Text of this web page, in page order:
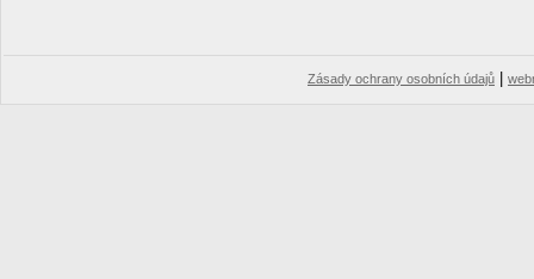
Zásady ochrany osobních údajů